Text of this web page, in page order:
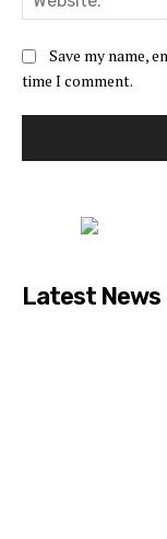
Save my name,
time I comment.
Latest News